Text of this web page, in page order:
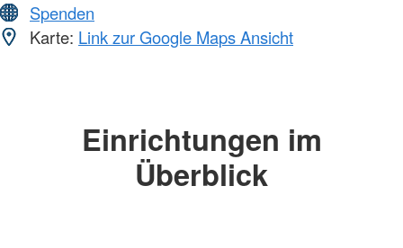
Spenden
Karte: Link zur Google Maps Ansicht
Einrichtungen im
Überblick